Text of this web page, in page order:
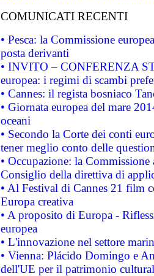
COMUNICATI RECENTI
• Pesca: la Commissione
posta derivanti
• INVITO – CONFERENZA
europea: i regimi di scambi
• Cannes: il regista bosniaco
• Giornata europea del mare
oceani
• Secondo la Corte dei conti
tener meglio conto delle
• Occupazione: la
Consiglio della direttiva di
• Al Festival di Cannes 21 film
Europa creativa
• A proposito di Europa -
europea
• L'innovazione nel settore
• Vienna: Plácido Domingo e
dell'UE per il patrimonio